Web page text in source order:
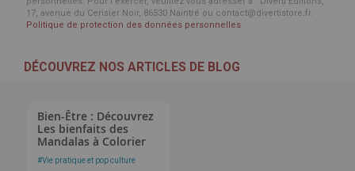
17, avenue du Cerisier Noir, 86530 Naintré ou contact@divertistore.fr.
Politique de protection des données personnelles
DÉCOUVREZ NOS ARTICLES DE BLOG
Bien-Être : Découvrez
Les bienfaits des
Mandalas à Colorier
#Vie pratique et pop culture